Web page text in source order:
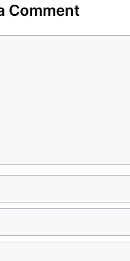
Comment